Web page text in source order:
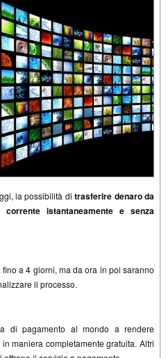
la possibilità ditrasferire denaro da
istantaneamente e senza
a 4 giorni, ma da ora in poi saranno
il processo.
di pagamento al mondo a rendere
maniera completamente gratuita. Altri